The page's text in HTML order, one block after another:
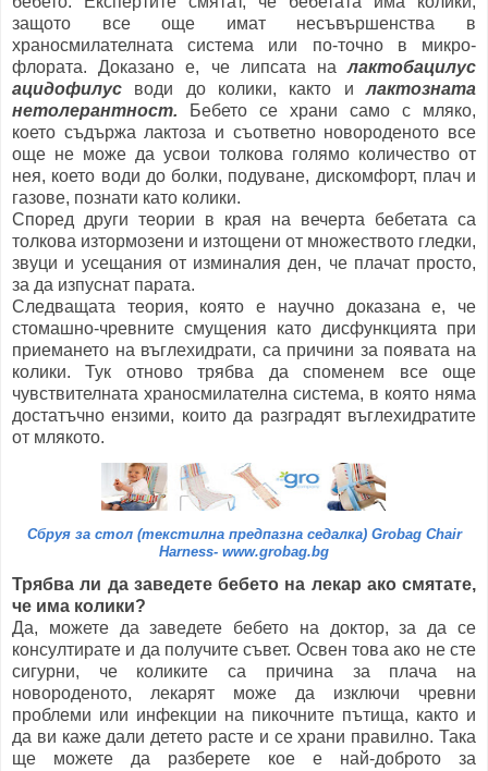
защото все още имат несъвършенства в
храносмилателната система или по-точно в микро-
флората. Доказано е, че липсата налактобацилус
ацидофилус води до колики, както илактозната
нетолерантност. Бебето се храни само с мляко,
което съдържа лактоза и съответно новороденото все
още не може да усвои толкова голямо количество от
нея, което води до болки, подуване, дискомфорт, плач и
газове, познати като колики.
Според други теории в края на вечерта бебетата са
толкова изтормозени и изтощени от множеството гледки,
звуци и усещания от изминалия ден, че плачат просто,
за да изпуснат парата.
Следващата теория, която е научно доказана е, че
стомашно-чревните смущения като дисфункцията при
приемането на въглехидрати, са причини за появата на
колики. Тук отново трябва да споменем все още
чувствителната храносмилателна система, в която няма
достатъчно ензими, които да разградят въглехидратите
от млякото.
Сбруя за стол (текстилна предпазна седалка) Grobag Chair
Harness- www.grobag.bg
Трябва ли да заведете бебето на лекар ако смятате,
че има колики?
Да, можете да заведете бебето на доктор, за да се
консултирате и да получите съвет. Освен това ако не сте
сигурни, че коликите са причина за плача на
новороденото, лекарят може да изключи чревни
проблеми или инфекции на пикочните пътища, както и
да ви каже дали детето расте и се храни правилно. Така
ще можете да разберете кое е най-доброто за